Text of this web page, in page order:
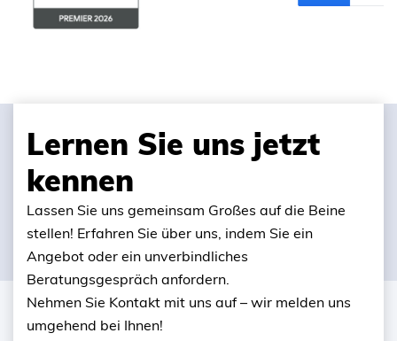
Lernen Sie uns jetzt
kennen
Lassen Sie uns gemeinsam Großes auf die Beine
stellen! Erfahren Sie über uns, indem Sie ein
Angebot oder ein unverbindliches
Beratungsgespräch anfordern.
Nehmen Sie Kontakt mit uns auf – wir melden uns
umgehend bei Ihnen!